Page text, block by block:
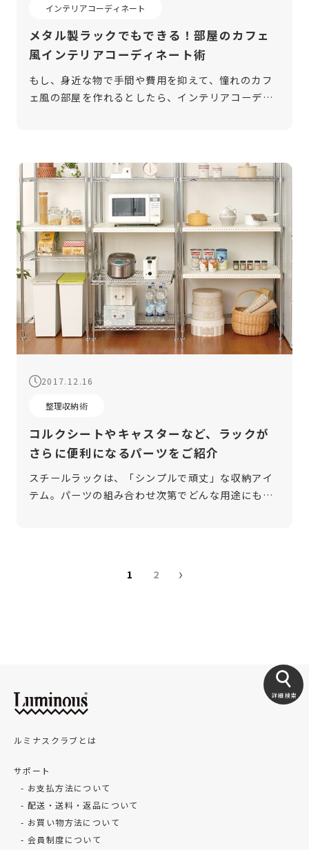
インテリアコーディネート
メタル製ラックでもできる！部屋のカフェ
風インテリアコーディネート術
もし、身近な物で手間や費用を抑えて、憧れのカフ
ェ風の部屋を作れるとしたら、インテリアコーディ
2017.12.16
整理収納術
コルクシートやキャスターなど、ラックが
さらに便利になるパーツをご紹介
スチールラックは、「シンプルで頑丈」な収納アイ
テム。パーツの組み合わせ次第でどんな用途にも対
ジ
送
1 2
詳細検索
ルミナスクラブとは
サポート
お支払方法について
配送・送料・返品について
お買い物方法について
会員制度について